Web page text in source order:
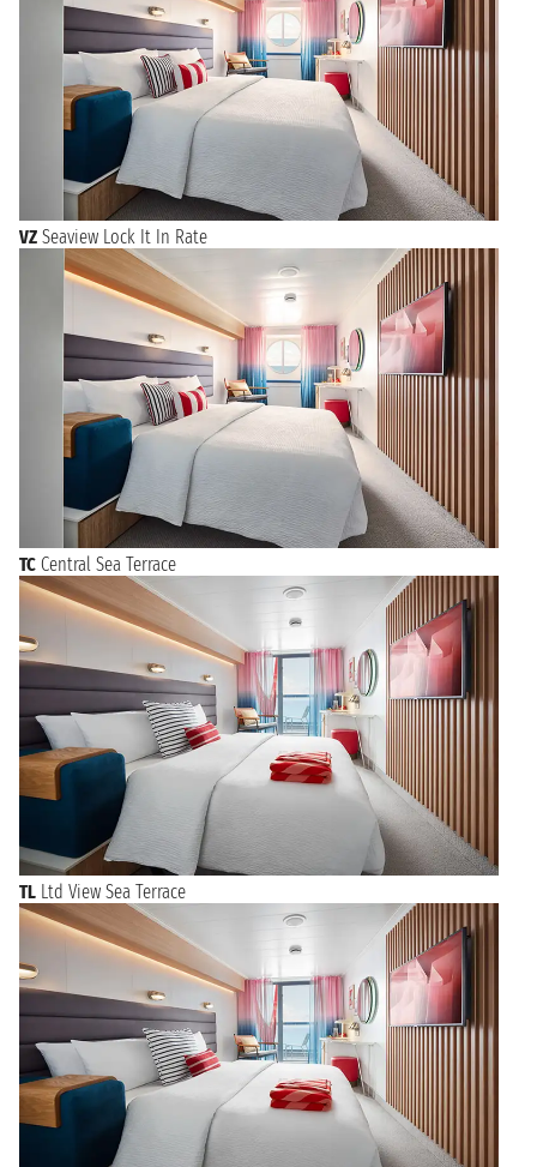
VZ Seaview Lock It In Rate
TC Central Sea Terrace
TL Ltd View Sea Terrace